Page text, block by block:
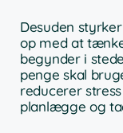
Desuden
op med at
begynder i
penge skal
reducerer
planlægge og